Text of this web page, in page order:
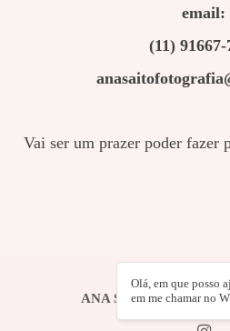
email:
(11) 91667-
Vai ser um prazer poder fazer
ANA SAITO
Olá, em que posso
em me chamar no